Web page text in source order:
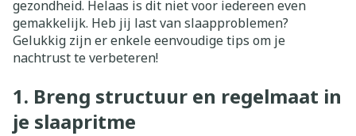
gezondheid. Helaas is dit niet voor iedereen even
gemakkelijk. Heb jij last van slaapproblemen?
Gelukkig zijn er enkele eenvoudige tips om je
nachtrust te verbeteren!
1. Breng structuur en regelmaat in
je slaapritme